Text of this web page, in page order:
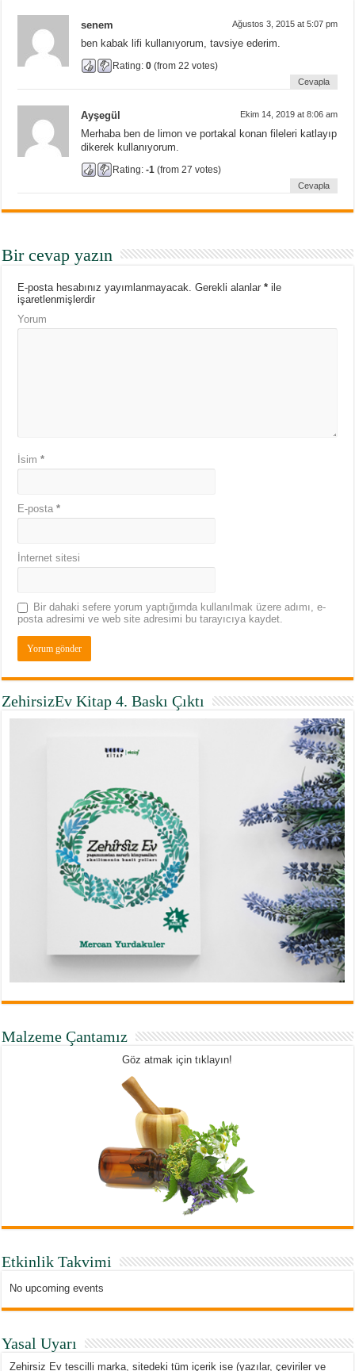
senem Ağustos 3, 2015 at 5:07 pm
ben kabak lifi kullanıyorum, tavsiye ederim.
Rating:0 (from 22 votes)
Cevapla
Ayşegül Ekim 14, 2019 at 8:06 am
Merhaba ben de limon ve portakal konan fileleri katlayıp
dikerek kullanıyorum.
Rating:-1 (from 27 votes)
Cevapla
Bir cevap yazın
E-posta hesabınız yayımlanmayacak. Gerekli alanlar* ile
işaretlenmişlerdir
Yorum
İsim*
E-posta*
İnternet sitesi
Bir dahaki sefere yorum yaptığımda kullanılmak üzere adımı, e-
posta adresimi ve web site adresimi bu tarayıcıya kaydet.
ZehirsizEv Kitap 4. Baskı Çıktı
Malzeme Çantamız
Göz atmak için tıklayın!
Etkinlik Takvimi
No upcoming events
Yasal Uyarı
Zehirsiz Ev tescilli marka, sitedeki tüm içerik ise (yazılar, çeviriler ve